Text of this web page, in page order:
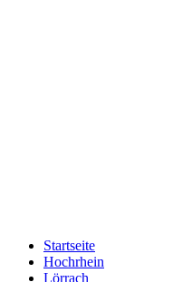
Startseite
Hochrhein
Lörrach